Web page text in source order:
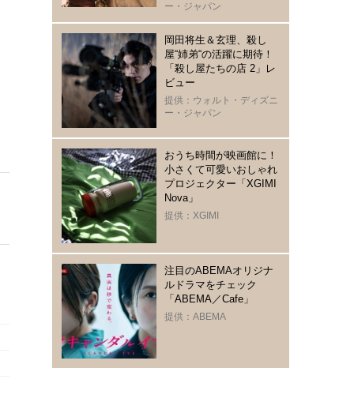
ー・ジャパン
岡田将生＆玄理、殺し
屋“姉弟“の活躍に期待！
「殺し屋たちの店 2」レ
ビュー
提供：ウォルト・ディズニ
ー・ジャパン
おうち時間が映画館に！
小さくて可愛いおしゃれ
プロジェクター「XGIMI
Nova」
提供：XGIMI
注目のABEMAオリジナ
ルドラマをチェック
「ABEMA／Cafe」
提供：ABEMA